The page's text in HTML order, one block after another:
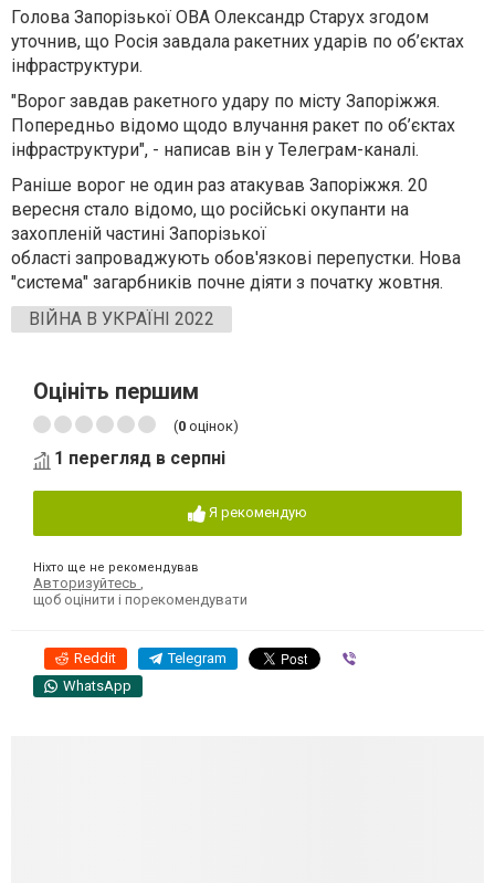
Голова Запорізької ОВА Олександр Старух згодом
уточнив, що Росія завдала ракетних ударів по об’єктах
інфраструктури.
"Ворог завдав ракетного удару по місту Запоріжжя.
Попередньо відомо щодо влучання ракет по об’єктах
інфраструктури", - написав він у Телеграм-каналі.
Раніше ворог не один раз атакував Запоріжжя. 20
вересня стало відомо, що російські окупанти на
захопленій частині Запорізької
області запроваджують обов'язкові перепустки. Нова
"система" загарбників почне діяти з початку жовтня.
ВІЙНА В УКРАЇНІ 2022
Оцініть першим
(0 оцінок)
1 перегляд в серпні
Я рекомендую
Ніхто ще не рекомендував
Авторизуйтесь
щоб оцінити і порекомендувати
Reddit Telegram
WhatsApp